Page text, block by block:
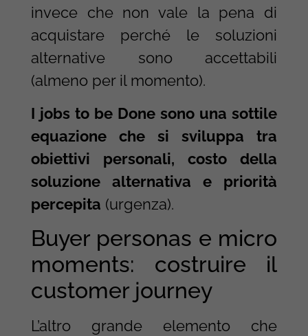
invece che non vale la pena di
acquistare perché le soluzioni
alternative sono accettabili
(almeno per il momento).
I jobs to be Done sono una sottile
equazione che si sviluppa tra
obiettivi personali, costo della
soluzione alternativa e priorità
percepita (urgenza).
Buyer personas e micro
moments: costruire il
customer journey
L’altro grande elemento che